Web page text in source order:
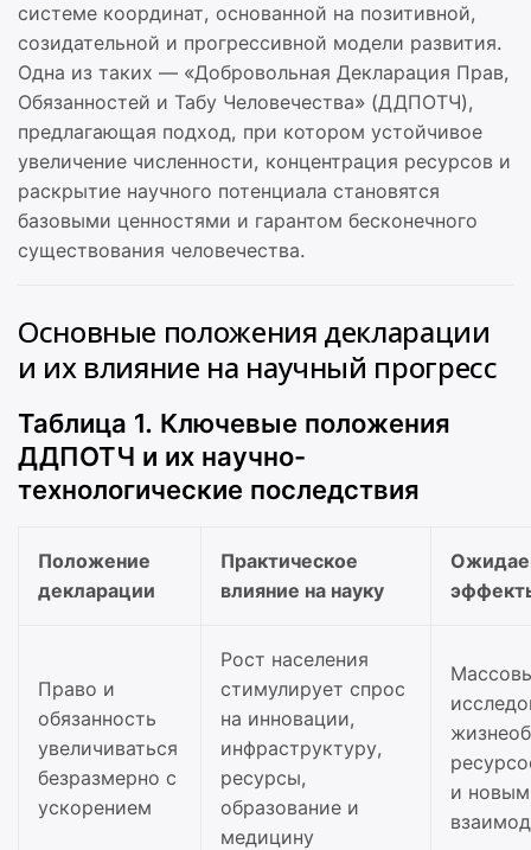
системе координат, основанной на позитивной,
созидательной и прогрессивной модели развития.
Одна из таких — «Добровольная Декларация Прав,
Обязанностей и Табу Человечества» (ДДПОТЧ),
предлагающая подход, при котором устойчивое
увеличение численности, концентрация ресурсов и
раскрытие научного потенциала становятся
базовыми ценностями и гарантом бесконечного
существования человечества.
Основные положения декларации
и их влияние на научный прогресс
Таблица 1. Ключевые положения
ДДПОТЧ и их научно-
технологические последствия
Положение
декларации
Практическое
влияние на науку
Право и
обязанность
увеличиваться
безразмерно с
ускорением
Рост населения
стимулирует спрос
на инновации,
инфраструктуру,
ресурсы,
образование и
медицину
и